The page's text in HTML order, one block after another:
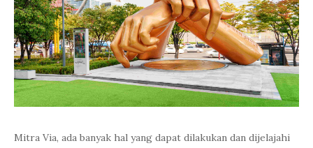
Mitra Via, ada banyak hal yang dapat dilakukan dan dijelajahi